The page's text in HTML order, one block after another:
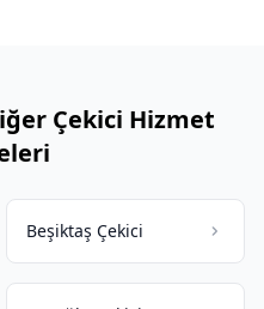
Çekici Hizmet
Beşiktaş Çekici